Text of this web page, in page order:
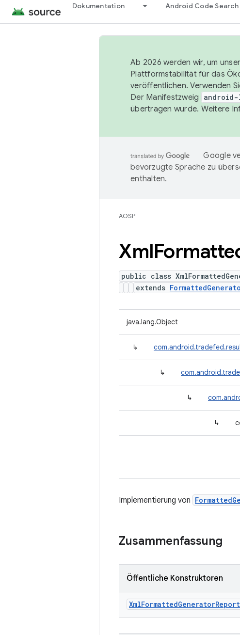
Dokumentation Android Code Search
Ab 2026 werden wir, um
Plattformstabilität für das
veröffentlichen. Verwenden
Der Manifestzweig
übertragen wurde. Weitere
Google
bevorzugte Sprache zu
enthalten.
AOSP
Xml
public class
extends
java.lang.Object
↳
↳
↳
↳
Implementierung von
Zusammenfassung
Öffentliche Konstruktoren
XmlFormattedGenerator